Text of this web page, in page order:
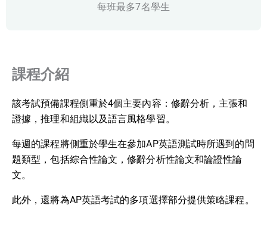
每班最多7名學生
課程介紹
該考試預備課程側重於4個主要內容：修辭分析，主張和
證據，推理和組織以及語言風格學習。
每週的課程將側重於學生在參加AP英語測試時所遇到的問
題類型，包括綜合性論文，修辭分析性論文和論證性論
文。
此外，還將為AP英語考試的多項選擇部分提供策略課程。